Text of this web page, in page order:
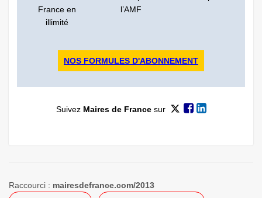
France en
illimité
l’AMF
NOS FORMULES D'ABONNEMENT
Suivez Maires de Francesur
Raccourci : mairesdefrance.com/2013